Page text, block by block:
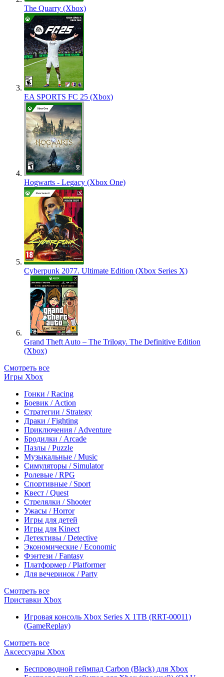
The Quarry (Xbox)
EA SPORTS FC 25 (Xbox)
Hogwarts - Legacy (Xbox One)
Cyberpunk 2077. Ultimate Edition (Xbox Series X)
Grand Theft Auto – The Trilogy. The Definitive Edition
(Xbox)
Смотреть все
Игры Xbox
Гонки / Racing
Боевик / Action
Стратегии / Strategy
Драки / Fighting
Приключения / Adventure
Бродилки / Arcade
Пазлы / Puzzle
Музыкальные / Music
Симуляторы / Simulator
Ролевые / RPG
Спортивные / Sport
Квест / Quest
Стрелялки / Shooter
Ужасы / Horror
Игры для детей
Игры для Kinect
Детективы / Detective
Экономические / Economic
Фэнтези / Fantasy
Платформер / Platformer
Для вечеринок / Party
Смотреть все
Приставки Xbox
Игровая консоль Xbox Series X 1TB (RRT-00011)
(GameReplay)
Смотреть все
Аксессуары Xbox
Беспроводной геймпад Carbon (Black) для Xbox